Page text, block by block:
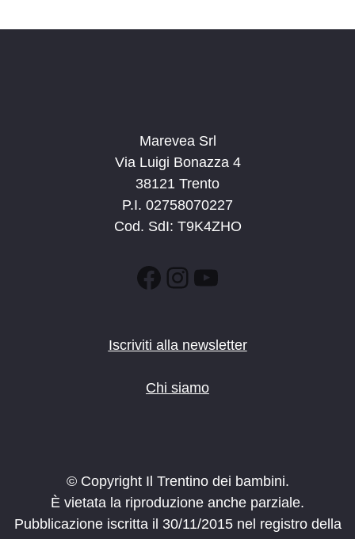
Marevea Srl
Via Luigi Bonazza 4
38121 Trento
P.I. 02758070227
Cod. SdI: T9K4ZHO
Facebook
Instagram
YouTube
Iscriviti alla newsletter
Chi siamo
© Copyright Il Trentino dei bambini.
È vietata la riproduzione anche parziale.
Pubblicazione iscritta il 30/11/2015 nel registro della